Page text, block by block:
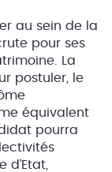
au sein de la
pour ses
La
postuler, le
équivalent
pourra
d’Etat,